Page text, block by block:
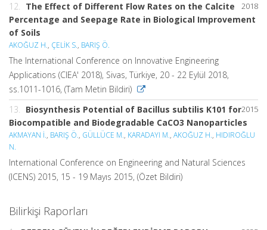
2018
12. The Effect of Different Flow Rates on the Calcite
Percentage and Seepage Rate in Biological Improvement
of Soils
AKOĞUZ H., ÇELİK S., BARIŞ Ö.
The International Conference on Innovative Engineering
Applications (CIEA' 2018), Sivas, Türkiye, 20 - 22 Eylül 2018,
ss.1011-1016, (Tam Metin Bildiri)
2015
13. Biosynthesis Potential of Bacillus subtilis K101 for
Biocompatible and Biodegradable CaCO3 Nanoparticles
AKMAYAN İ., BARIŞ Ö., GÜLLÜCE M., KARADAYI M., AKOĞUZ H., HIDIROĞLU
N.
International Conference on Engineering and Natural Sciences
(ICENS) 2015, 15 - 19 Mayıs 2015, (Özet Bildiri)
Bilirkişi Raporları